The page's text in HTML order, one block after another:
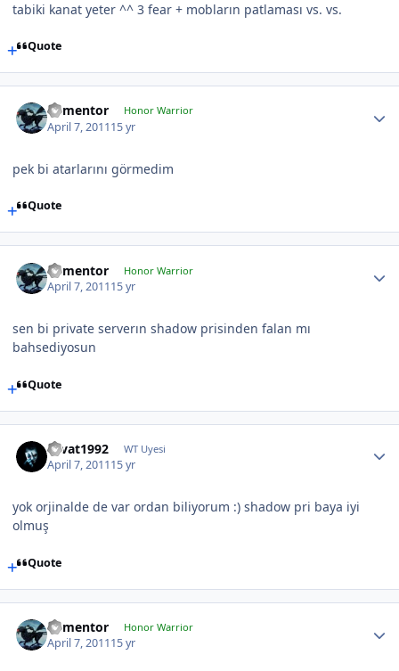
tabiki kanat yeter ^^ 3 fear + mobların patlaması vs. vs.
Quote
dementor Honor Warrior
April 7, 201115 yr
pek bi atarlarını görmedim
Quote
dementor Honor Warrior
April 7, 201115 yr
sen bi private serverın shadow prisinden falan mı
bahsediyosun
Quote
cevat1992 WT Uyesi
April 7, 201115 yr
yok orjinalde de var ordan biliyorum :) shadow pri baya iyi
olmuş
Quote
dementor Honor Warrior
April 7, 201115 yr